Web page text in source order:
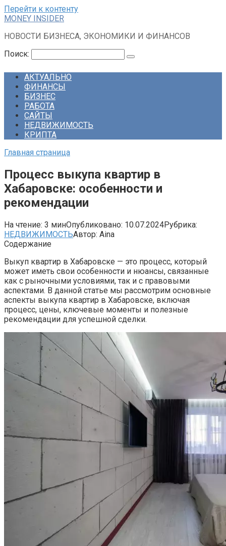
Перейти к контенту
MONEY INSIDER
НОВОСТИ БИЗНЕСА, ЭКОНОМИКИ И ФИНАНСОВ
Поиск:
АКТУАЛЬНО
ФИНАНСЫ
БИЗНЕС
РАБОТА
САЙТЫ
НЕДВИЖИМОСТЬ
КРИПТА
Главная страница
Процесс выкупа квартир в
Хабаровске: особенности и
рекомендации
На чтение: 3 минОпубликовано: 10.07.2024Рубрика:
НЕДВИЖИМОСТЬАвтор: Aina
Содержание
Выкуп квартир в Хабаровске — это процесс, который
может иметь свои особенности и нюансы, связанные
как с рыночными условиями, так и с правовыми
аспектами. В данной статье мы рассмотрим основные
аспекты выкупа квартир в Хабаровске, включая
процесс, цены, ключевые моменты и полезные
рекомендации для успешной сделки.